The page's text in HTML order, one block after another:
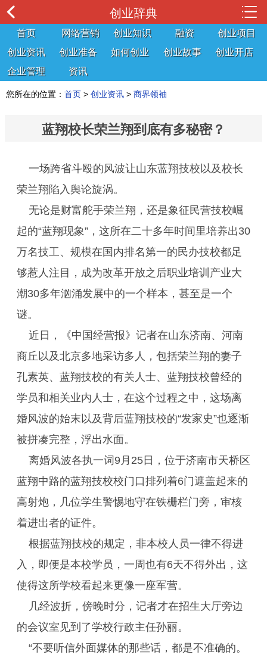
创业辞典
首页 网络营销 创业知识 融资
创业项目
创业资讯
创业准备 如何创业 创业故事
创业开店
企业管理
资讯
您所在的位置： 首页 > 创业资讯 > 商界领袖
蓝翔校长荣兰翔到底有多秘密？
一场跨省斗殴的风波让山东蓝翔技校以及校长
荣兰翔陷入舆论旋涡。
无论是财富舵手荣兰翔，还是象征民营技校崛
起的“蓝翔现象”，这所在二十多年时间里培养出30
万名技工、规模在国内排名第一的民办技校都足
够惹人注目，成为改革开放之后职业培训产业大
潮30多年汹涌发展中的一个样本，甚至是一个
谜。
近日，《中国经营报》记者在山东济南、河南
商丘以及北京多地采访多人，包括荣兰翔的妻子
孔素英、蓝翔技校的有关人士、蓝翔技校曾经的
学员和相关业内人士，在这个过程之中，这场离
婚风波的始末以及背后蓝翔技校的“发家史”也逐渐
被拼凑完整，浮出水面。
离婚风波各执一词9月25日，位于济南市天桥区
蓝翔中路的蓝翔技校校门口排列着6门遮盖起来的
高射炮，几位学生警惕地守在铁栅栏门旁，审核
着进出者的证件。
根据蓝翔技校的规定，非本校人员一律不得进
入，即便是本校学员，一周也有6天不得外出，这
使得这所学校看起来更像一座军营。
几经波折，傍晚时分，记者才在招生大厅旁边
的会议室见到了学校行政主任孙丽。
“不要听信外面媒体的那些话，都是不准确的。